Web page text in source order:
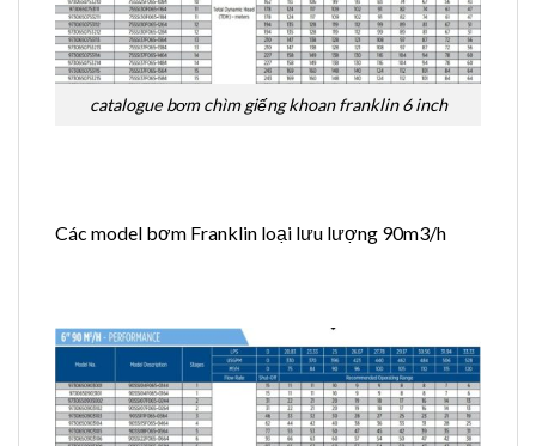
catalogue bơm chìm giếng khoan franklin 6 inch
Các model bơm Franklin loại lưu lượng 90m3/h